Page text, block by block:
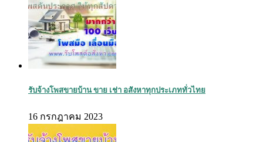
รับจ้างโพสขายบ้าน ขาย เช่า อสังหาทุกประเภททั่วไทย
16 กรกฎาคม 2023